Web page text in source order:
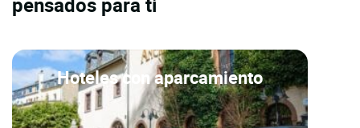
Hoteles con aparcamiento